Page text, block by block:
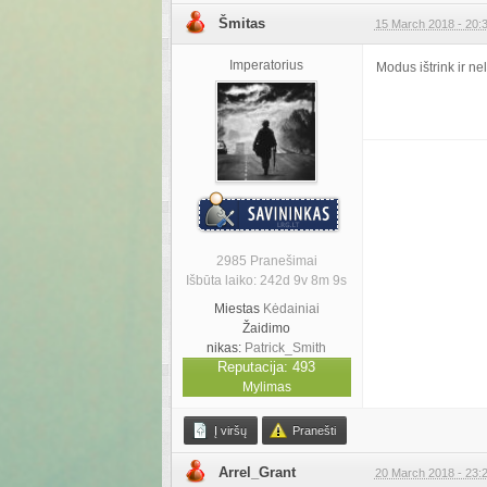
Šmitas 15 March 2018 -
Imperatorius
2985 Pranešimai
Išbūta laiko: 242d 9v 8m 9s
Miestas Kėdainiai
Žaidimo
nikas: Patrick_Smith
Reputacija: 493
Mylimas
Modus ištrink ir
Į viršų Pranešti
Arrel_Grant 20 March 2018 -